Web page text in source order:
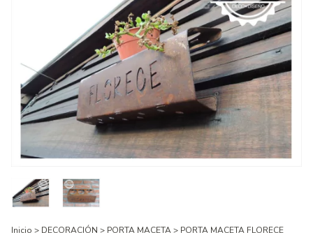
Inicio > DECORACIÓN > PORTA MACETA> PORTA MACETA FLORECE